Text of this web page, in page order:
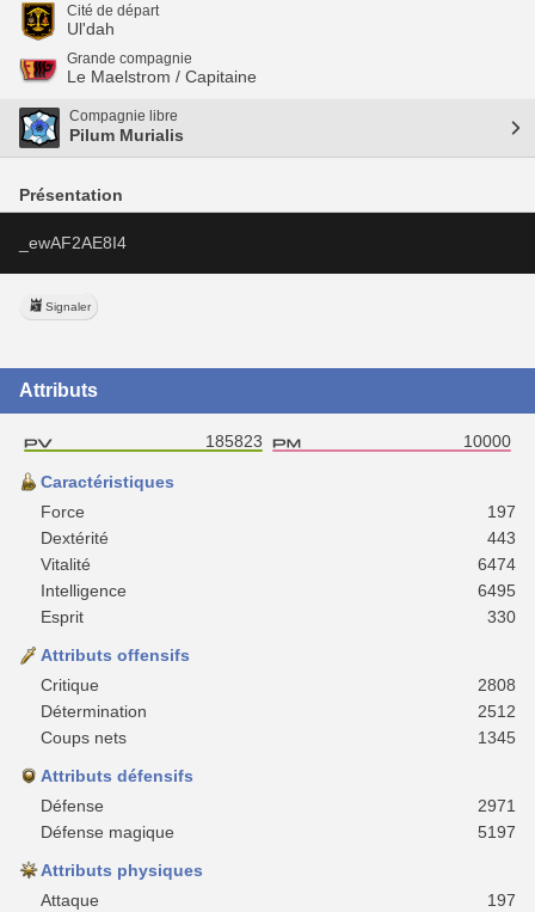
Cité de départ
Ul'dah
Grande compagnie
Le Maelstrom / Capitaine
Compagnie libre
Pilum Murialis
Présentation
_ewAF2AE8I4
Signaler
Attributs
185823 10000
Caractéristiques
Force
197
Dextérité
443
Vitalité
6474
Intelligence
6495
Esprit
330
Attributs offensifs
Critique
2808
Détermination
2512
Coups nets
1345
Attributs défensifs
Défense
2971
Défense magique
5197
Attributs physiques
Attaque
197